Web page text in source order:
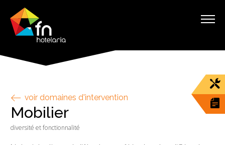
voir domaines d'intervention
Mobilier
diversité et fonctionnalité